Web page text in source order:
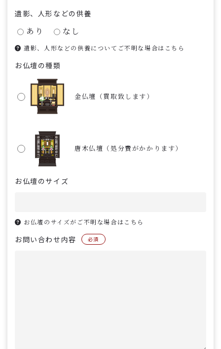
遺影、人形などの供養
あり なし
遺影、人形などの供養についてご不明な場合はこちら
お仏壇の種類
金仏壇（買取致します）
唐木仏壇（処分費がかかります）
お仏壇のサイズ
お仏壇のサイズがご不明な場合はこちら
お問い合わせ内容 必須